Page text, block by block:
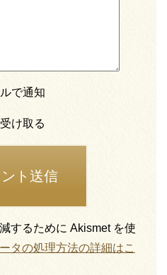
で通知
け取る
ト送信
するために Akismet を使
タの処理方法の詳細はこ